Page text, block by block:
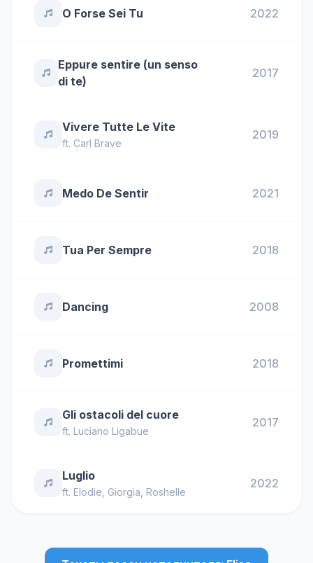
O Forse Sei Tu 2022
Eppure sentire (un senso
di te)
2017
Vivere Tutte Le Vite
ft. Carl Brave
2019
Medo De Sentir 2021
Tua Per Sempre 2018
Dancing 2008
Promettimi 2018
Gli ostacoli del cuore
ft. Luciano Ligabue
2017
Luglio
ft. Elodie Giorgia Roshelle
2022